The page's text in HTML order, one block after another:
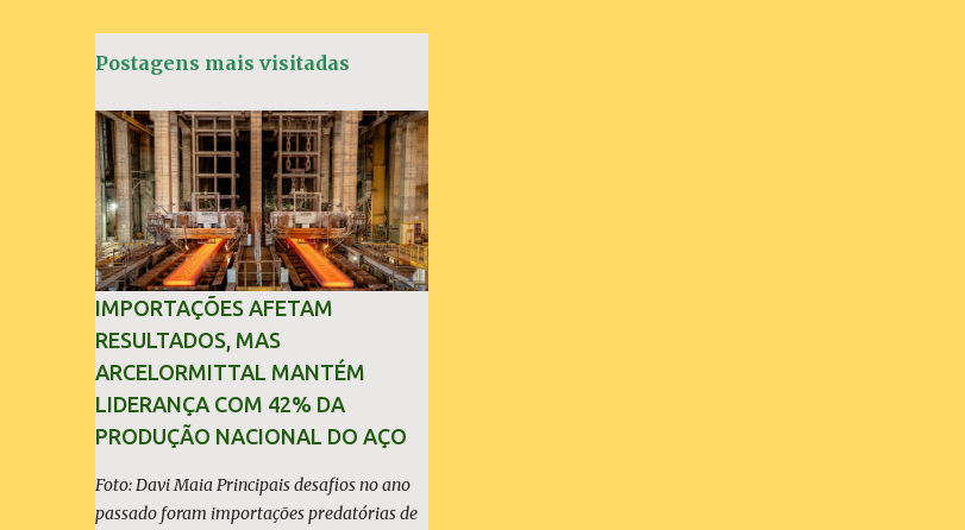
á
r
o
s
Postagens mais visitadas
IMPORTAÇÕES AFETAM
RESULTADOS, MAS
ARCELORMITTAL MANTÉM
LIDERANÇA COM 42% DA
PRODUÇÃO NACIONAL DO AÇO
Foto: Davi Maia Principais desafios no ano
passado foram importações predatórias de